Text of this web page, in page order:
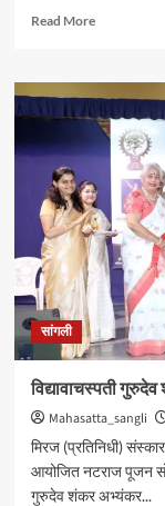
Read MoreRead
आंबोलीत
जत्राट
येथील
बेपत्ता
डॉक्टरचा
मृतदेह
अखेर
सापडला
सांगली
विद्यावाचस्पती
Mahasatta_sangli
मिरज (प्रतिनिधी) संस्कार
आयोजित नटराज पूजन
गुरुदेव शंकर अभ्यंकर...